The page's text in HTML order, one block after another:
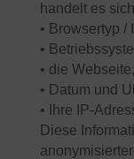
handelt es
• Browsertyp /
•
• die
• Datum und
• Ihre IP-
Diese